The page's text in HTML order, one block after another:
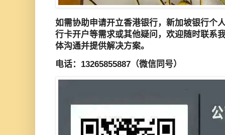
如需协助申请开立香港银行，新加坡银行个
行卡开户等需求或其他疑问，欢迎随时联系
体沟通并提供解决方案。
电话：13265855887（微信同号）